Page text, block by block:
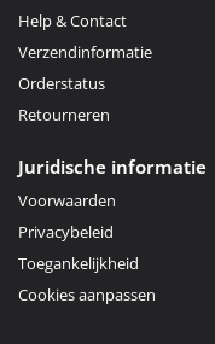
Help & Contact
Verzendinformatie
Orderstatus
Retourneren
Juridische informatie
Voorwaarden
Privacybeleid
Toegankelijkheid
Cookies aanpassen